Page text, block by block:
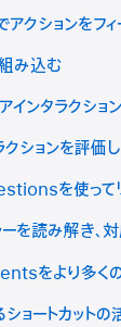
アクションをフ
み込む
ンタラクショ
ションを評価
を使って
を読み解き、
をより多くの
ートカットの